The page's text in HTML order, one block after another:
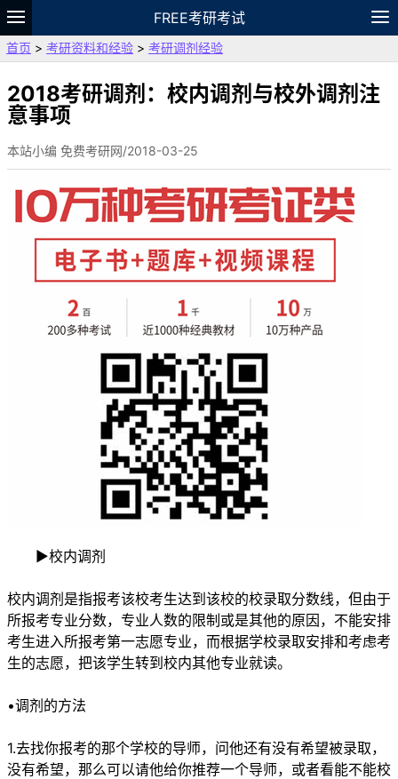
FREE考研考试
题库
故事 专题 APP
VIP
资料
首页 > 考研资料和经验 > 考研调剂经验
2018考研调剂：校内调剂与校外调剂注
意事项
本站小编 免费考研网/2018-03-25
►校内调剂
校内调剂是指报考该校考生达到该校的校录取分数线，但由于
所报考专业分数，专业人数的限制或是其他的原因，不能安排
考生进入所报考第一志愿专业，而根据学校录取安排和考虑考
生的志愿，把该学生转到校内其他专业就读。
•调剂的方法
1.去找你报考的那个学校的导师，问他还有没有希望被录取，
没有希望，那么可以请他给你推荐一个导师，或者看能不能校